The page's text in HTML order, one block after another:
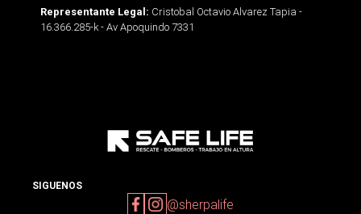
Representante Legal: Cristobal Octavio Alvarez Tapia -
16.366.285-k - Av Apoquindo 7331
SIGUENOS
@sherpalife